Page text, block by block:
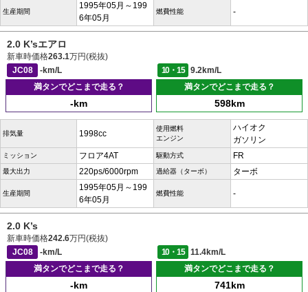
生産期間
1995年05月～199
6年05月
燃費性能 -
2.0 K’sエアロ
新車時価格263.1万円(税抜)
JC08
-km/L 10・15
9.2km/L
満タンでどこまで走る？
-km
満タンでどこまで走る？
598km
排気量 1998cc
使用燃料
エンジン
ハイオク
ガソリン
ミッション フロア4AT 駆動方式 FR
最大出力 220ps/6000rpm 過給器（ターボ） ターボ
生産期間
1995年05月～199
6年05月
燃費性能 -
2.0 K’s
新車時価格242.6万円(税抜)
JC08
-km/L 10・15
11.4km/L
満タンでどこまで走る？
-km
満タンでどこまで走る？
741km